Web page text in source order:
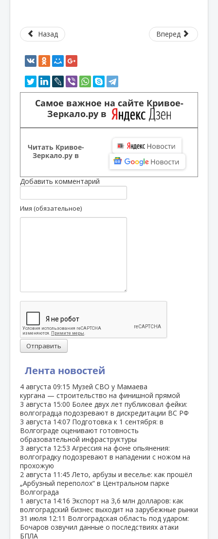
Лента новостей
4 августа 09:15 Музей СВО у Мамаева
кургана — строительство на финишной прямой
3 августа 15:00 Более двух лет публиковал фейки:
волгоградца подозревают в дискредитации ВС РФ
3 августа 14:07 Подготовка к 1 сентября: в
Волгограде оценивают готовность
образовательной инфраструктуры
3 августа 12:53 Агрессия на фоне опьянения:
волгоградку подозревают в нападении с ножом на
прохожую
2 августа 11:45 Лето, арбузы и веселье: как прошёл
„Арбузный переполох“ в Центральном парке
Волгограда
1 августа 14:16 Экспорт на 3,6 млн долларов: как
волгоградский бизнес выходит на зарубежные рынки
31 июля 12:11 Волгоградская область под ударом:
Бочаров озвучил данные о последствиях атаки
БПЛА
Назад Вперед
Самое важное на сайте Кривое-
Зеркало.ру в
Читать Кривое-
Зеркало.ру в
Добавить комментарий
Имя (обязательное)
Отправить